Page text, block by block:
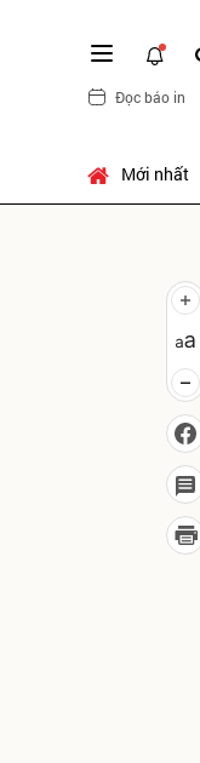
Đọc báo in
Mới nhất